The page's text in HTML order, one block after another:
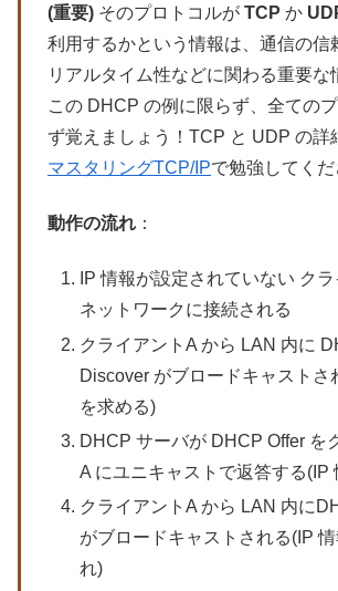
(重要) そのプロトコルが TCP か
利用するかという情報は、通信の信
リアルタイム性などに関わる重要な
この DHCP の例に限らず、全ての
ず覚えましょう！TCP と UDP の詳
マスタリングTCP/IPで勉強してくだ
動作の流れ ：
IP 情報が設定されていない ク
ネットワークに接続される
クライアントA から LAN 内に
Discover がブロードキャストさ
を求める)
DHCP サーバが DHCP Offer を
A にユニキャストで返答する(IP
クライアントA から LAN 内に
がブロードキャストされる(IP
れ)